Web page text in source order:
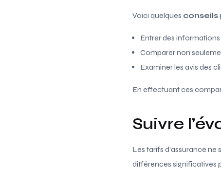
Voici quelques conseils
Entrer des
Comparer non
Examiner les avis des
En effectuant ces
Suivre
Les tarifs d’assurance ne
différences significatives